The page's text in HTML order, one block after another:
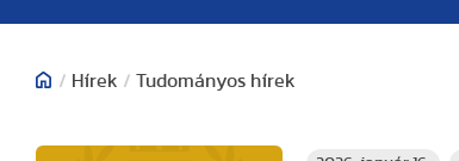
/ Hírek / Tudományos hírek